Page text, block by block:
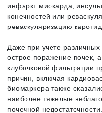
инфаркт миокарда,
конечностей или
реваскуляризацию
Даже при учете
острое поражение почек,
клубочковой фильтрации
причин, включая
биомаркера также
наиболее тяжелые
почечной недостаточности.